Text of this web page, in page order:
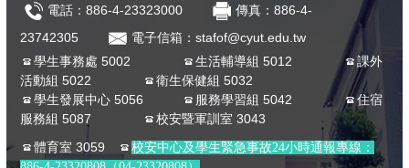
電話：886-4-23323000
傳真：886-4-
23742305
電子信箱：stafof@cyut.edu.tw
學生事務處 5002
生活輔導組 5012
課外
活動組 5022
衛生保健組 5032
學生發展中心 5056
服務學習組 5042
住宿
服務組 5087
校安暨軍訓室 3043
體育室 3059
校安中心及學生緊急事故24小時通報專線：